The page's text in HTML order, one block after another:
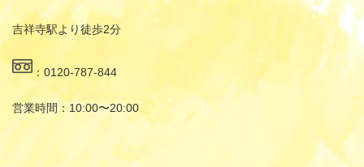
吉祥寺駅より徒歩2分
：0120-787-844
営業時間：10:00〜20:00